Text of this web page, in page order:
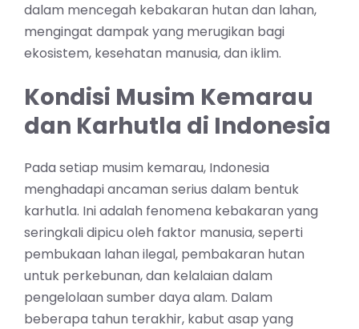
dalam mencegah kebakaran hutan dan lahan,
mengingat dampak yang merugikan bagi
ekosistem, kesehatan manusia, dan iklim.
Kondisi Musim Kemarau
dan Karhutla di Indonesia
Pada setiap musim kemarau, Indonesia
menghadapi ancaman serius dalam bentuk
karhutla. Ini adalah fenomena kebakaran yang
seringkali dipicu oleh faktor manusia, seperti
pembukaan lahan ilegal, pembakaran hutan
untuk perkebunan, dan kelalaian dalam
pengelolaan sumber daya alam. Dalam
beberapa tahun terakhir, kabut asap yang